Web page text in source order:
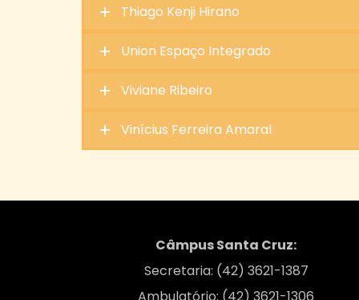
Thiago Kenji Hirano
Union Espaço Integrado
Viviane Ribeiro
Vinícius Ferreira Amaral
Câmpus Santa Cruz:
Secretaria: (42) 3621-1387
Ambulatório: (42) 3621-1306